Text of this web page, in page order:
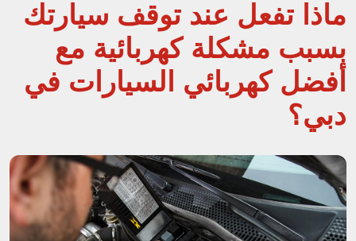
ماذا تفعل عند توقف سيارتك
بسبب مشكلة كهربائية مع
أفضل كهربائي السيارات في
دبي؟